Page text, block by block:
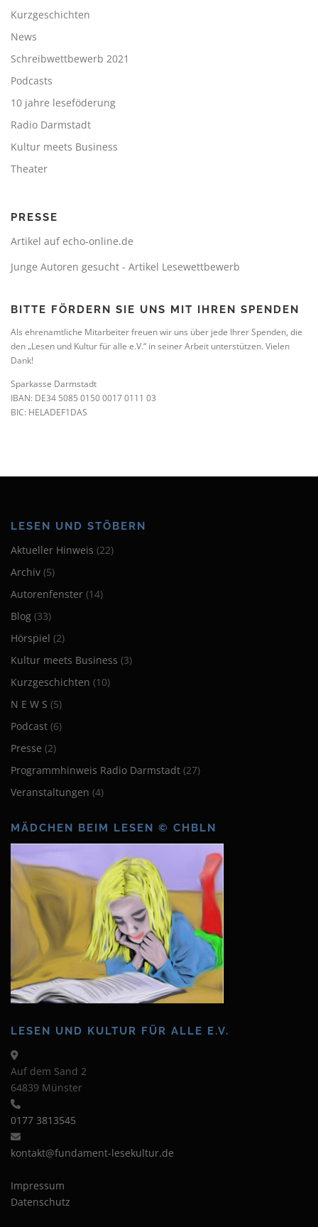
Kurzgeschichten
News
Schreibwettbewerb 2021
Podcasts
10 jahre leseföderung
Radio Darmstadt
Kultur meets Business
Theater
PRESSE
Artikel auf echo-online.de
Junge Autoren gesucht - Artikel Lesewettbewerb
BITTE FÖRDERN SIE UNS MIT IHREN SPENDEN
Als ehrenamtliche Mitarbeiter freuen wir uns über jede Ihrer Spenden, die
den „Lesen und Kultur für alle e.V.“ in seiner Arbeit unterstützen. Vielen
Dank!
Sparkasse Darmstadt
IBAN: DE34 5085 0150 0017 0111 03
BIC: HELADEF1DAS
LESEN UND STÖBERN
Aktueller Hinweis (22)
Archiv (5)
Autorenfenster (14)
Blog (33)
Hörspiel (2)
Kultur meets Business (3)
Kurzgeschichten (10)
N E W S (5)
Podcast (6)
Presse (2)
Programmhinweis Radio Darmstadt (27)
Veranstaltungen (4)
MÄDCHEN BEIM LESEN © CHBLN
LESEN UND KULTUR FÜR ALLE E.V.
Auf dem Sand 2
64839 Münster
0177 3813545
kontakt@fundament-lesekultur.de
Impressum
Datenschutz